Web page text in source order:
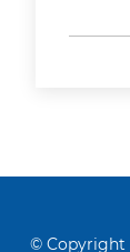
© Copyright